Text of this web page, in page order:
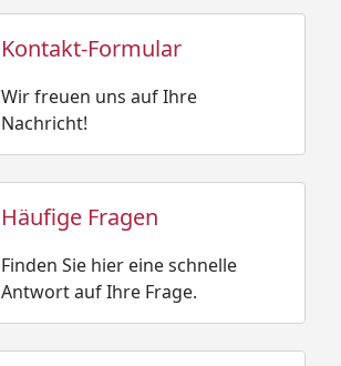
Kontakt-Formular
Wir freuen uns auf Ihre
Nachricht!
Häufige Fragen
Finden Sie hier eine schnelle
Antwort auf Ihre Frage.